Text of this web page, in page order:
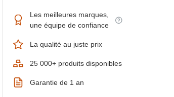
Les meilleures marques,
une équipe de confiance
La qualité au juste prix
25 000+ produits disponibles
Garantie de 1 an